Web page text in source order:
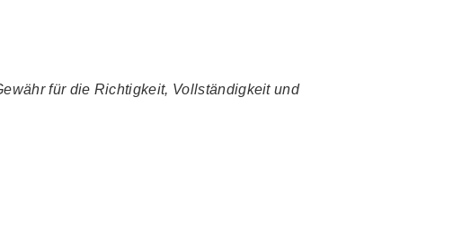
für die Richtigkeit, Vollständigkeit und